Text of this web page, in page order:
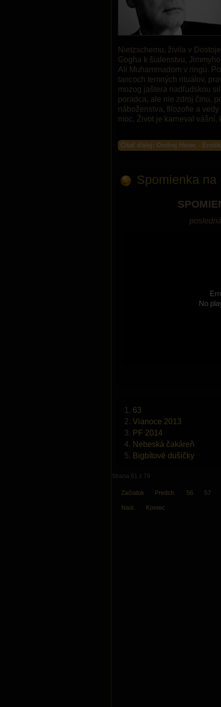
Nietzschemu, živila v
Gogha k šialenstvu,
Ali Muhammadom v ringu.
tancoch temných rituálov,
mozog jaštera nadľudskou
poradca, ale nie zdroj činu,
náboženstva, filozofie a
moc. Život je karneval
Čítať ďalej: Ondrej Herec -
Spomienka na
No
63
Vianoce 2013
PF 2014
Nebeská čakáreň
Bigbítové dušičky
Strana 61 z 79
Začiatok Predch. 56 57
Nasl. Koniec